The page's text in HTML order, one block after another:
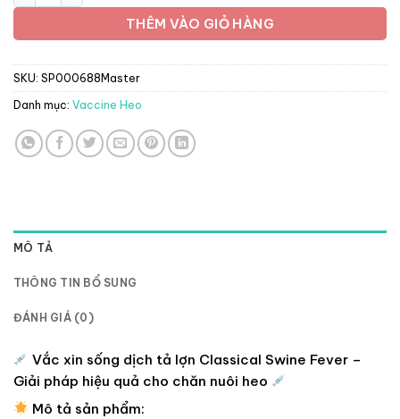
THÊM VÀO GIỎ HÀNG
SKU: SP000688Master
Danh mục: Vaccine Heo
MÔ TẢ
THÔNG TIN BỔ SUNG
ĐÁNH GIÁ (0)
Vắc xin sống dịch tả lợn Classical Swine Fever –
Giải pháp hiệu quả cho chăn nuôi heo
Mô tả sản phẩm: